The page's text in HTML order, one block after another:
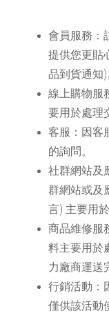
會員服務：
提供您更貼
品到貨通知)
線上購物服
要用於處理
客服：因客
的詢問。
社群網站及
群網站或及
言) 主要用
商品維修服
料主要用於
力廠商運送
行銷活動：
僅供該活動